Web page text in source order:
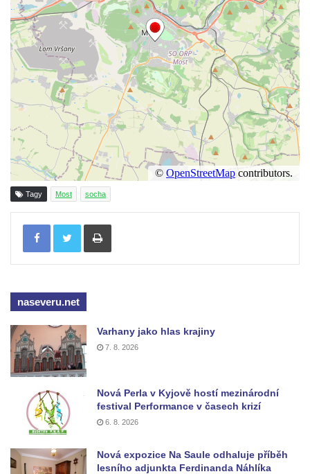
Sadech v Českých Budějovicích
Poslední dochovaný tramvajový sloup na
Pražské třídě v Českých Budějovicích
Socha Civilizovaní na Husově třídě v
Českých Budějovicích
Socha svatého Jana Nepomuckého Na
Sadech u Mlýnské stoky v Českých
Budějovicích
Sochy brouků u Mlýnské stoky v Českých
Budějovicích
Socha svatého Vincence Ferrerského na
Budějovicích
Budějovicích
dominikánů v Českých Budějovicích
Socha svaté Anny na nádvoří kláštera
dominikánů v Českých Budějovicích
Socha svatého Dominika na nádvoří
kláštera dominikánů v Českých
Budějovicích
Sousoší Kalvárie před klášterem
Tagy Most socha
Tisknout
naseveru.net
Varhany jako hlas krajiny
7. 8. 2026
Nová Perla v Kyjově hostí mezinárodní
festival Performance v časech krizí
6. 8. 2026
Nová expozice Na Saule odhaluje příběh
lesního adjunkta Ferdinanda Náhlíka